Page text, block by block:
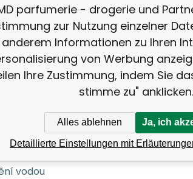
, část 3: Bezpečnost hraček. Migrace
LAZUROL laku na
všechny druhy dřeva s objemově stálým
interiér i exteriér
seidenmatný, transparentní Lack.
6 až 8 m²/kg
vodou
parfumerie - drogerie und
zur Nutzung einzelner
anderem Informationen zu Ihren
von Werbung
Ihre Zustimmung, indem Sie
stimme zu" anklicken.
Alles ablehnen Ja, ich
Detaillierte Einstellungen mit